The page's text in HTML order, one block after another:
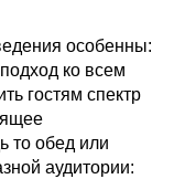
особенны:
ко всем
гостям спектр
то обед или
аудитории: